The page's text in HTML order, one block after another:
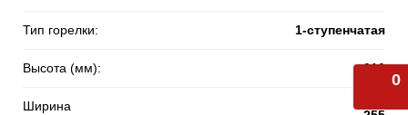
Тип горелки: 1-ступенчатая
Высота (мм): 210
Ширина
0